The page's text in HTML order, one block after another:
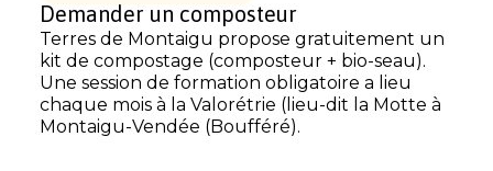
Demander un composteur
Terres de Montaigu propose gratuitement un
kit de compostage (composteur + bio-seau).
Une session de formation obligatoire a lieu
chaque mois à la Valorétrie (lieu-dit la Motte à
Montaigu-Vendée (Boufféré).